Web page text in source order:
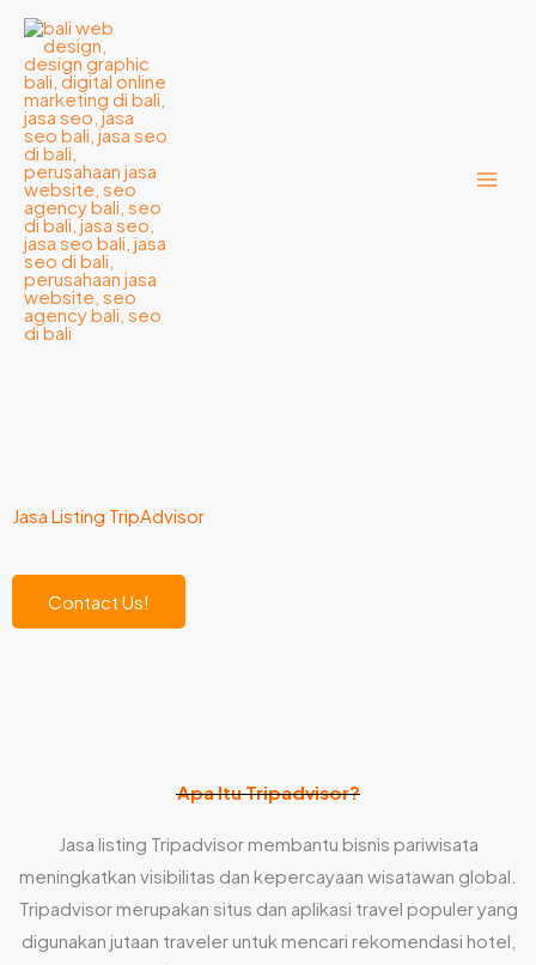
Lewati
konten
Jasa Listing TripAdvisor​
Contact Us!
Apa Itu Tripadvisor?
Jasa listing Tripadvisor membantu bisnis pariwisata
meningkatkan visibilitas dan kepercayaan wisatawan global.
Tripadvisor merupakan situs dan aplikasi travel populer yang
digunakan jutaan traveler untuk mencari rekomendasi hotel,